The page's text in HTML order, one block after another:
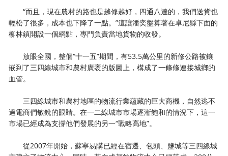
“而且，現在農村的路也是越修越好，四通八達的，我們送貨也
輕松了很多，成本也下降了一點。”這讓潘奕盤算著在卓尼縣下面的
柳林鎮開設一個網點，專門負責當地貨物的收發。
放眼全國，整個“十一五”期間，有53.5萬公里的新修公路被鑲
嵌到了三四線城市和農村廣袤的版圖上，構成了一條條連接城鄉的
血管。
三四線城市和農村地區的物流行業蘊藏的巨大商機，自然逃不
過電商們敏銳的眼睛。在一二線城市市場逐漸飽和的情況下，這一
市場已經成為支撐他們發展的另一“戰略高地”。
從2007年開始，蘇寧易購已經在宿遷、包頭、鹽城等三四線城